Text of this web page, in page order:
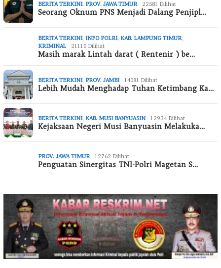
BERITA TERKINI, PROV. JAWA TIMUR 22581 Dilihat
Seorang Oknum PNS Menjadi Dalang Penjipl…
BERITA TERKINI, INFO POLRI, KAB. LAMPUNG TIMUR,
KRIMINAL
21110 Dilihat
Masih marak Lintah darat ( Rentenir ) be…
BERITA TERKINI, PROV. JAMBI 14081 Dilihat
Lebih Mudah Menghadap Tuhan Ketimbang Ka…
BERITA TERKINI, KAB. MUSI BANYUASIN 12934 Dilihat
Kejaksaan Negeri Musi Banyuasin Melakuka…
PROV. JAWA TIMUR 12762 Dilihat
Penguatan Sinergitas TNI-Polri Magetan S…